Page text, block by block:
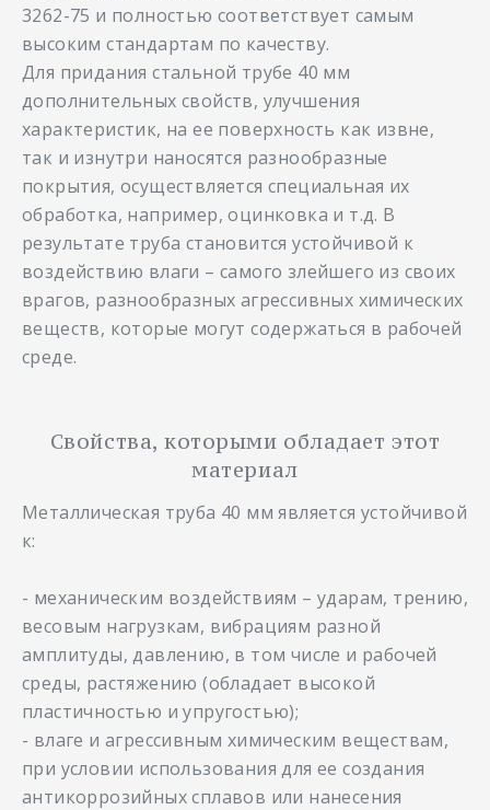
3262-75 и полностью соответствует самым
высоким стандартам по качеству.
Для придания стальной трубе 40 мм
дополнительных свойств, улучшения
характеристик, на ее поверхность как извне,
так и изнутри наносятся разнообразные
покрытия, осуществляется специальная их
обработка, например, оцинковка и т.д. В
результате труба становится устойчивой к
воздействию влаги – самого злейшего из своих
врагов, разнообразных агрессивных химических
веществ, которые могут содержаться в рабочей
среде.
Свойства, которыми обладает этот
материал
Металлическая труба 40 мм является устойчивой
к:
- механическим воздействиям – ударам, трению,
весовым нагрузкам, вибрациям разной
амплитуды, давлению, в том числе и рабочей
среды, растяжению (обладает высокой
пластичностью и упругостью);
- влаге и агрессивным химическим веществам,
при условии использования для ее создания
антикоррозийных сплавов или нанесения